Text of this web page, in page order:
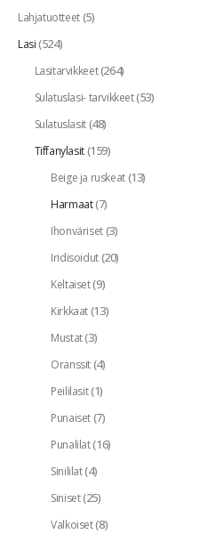
Lahjatuotteet(5)
Lasi(524)
Lasitarvikkeet(264)
Sulatuslasi- tarvikkeet(53)
Sulatuslasit(48)
Tiffanylasit(159)
Beige ja ruskeat(13)
Harmaat(7)
Ihonväriset(3)
Iridisoidut(20)
Keltaiset(9)
Kirkkaat(13)
Mustat(3)
Oranssit(4)
Peililasit(1)
Punaiset(7)
Punalilat(16)
Sinililat(4)
Siniset(25)
Valkoiset(8)